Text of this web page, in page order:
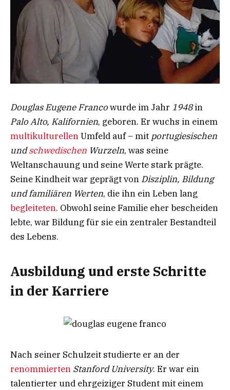
Douglas Eugene Francowurde im Jahr 1948in
Palo Alto, Kalifornien, geboren. Er wuchs in einem
multikulturellenUmfeld auf – mit portugiesischen
undschwedischen Wurzeln, was seine
Weltanschauung und seine Werte stark prägte.
Seine Kindheit war geprägt von Disziplin, Bildung
und familiären Werten, die ihn ein Leben lang
begleiteten. Obwohl seine Familie eher bescheiden
lebte, war Bildung für sie ein zentraler Bestandteil
des Lebens.
Ausbildung und erste Schritte
in der Karriere
Nach seiner Schulzeit studierte er an der
renommierten Stanford University. Er war ein
talentierter und ehrgeiziger Student mit einem